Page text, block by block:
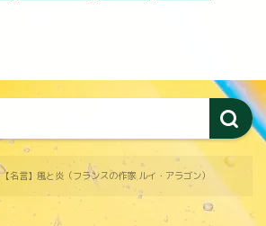
【名言】風と炎（フランスの作家 ルイ・アラゴン）